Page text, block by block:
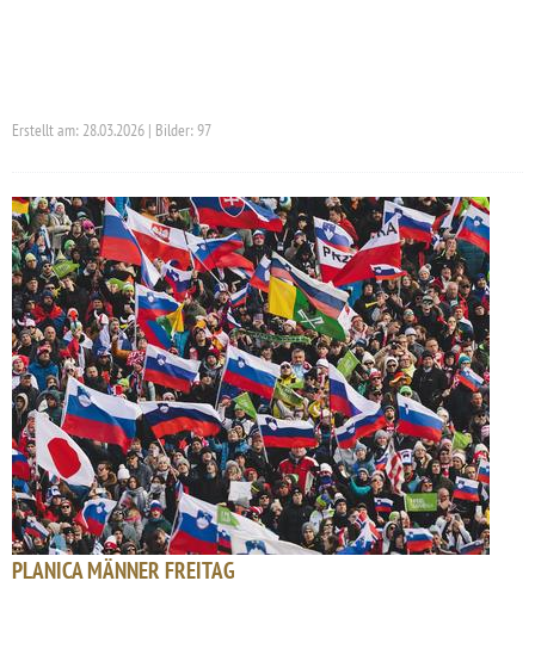
Erstellt am: 28.03.2026 | Bilder: 97
PLANICA MÄNNER FREITAG